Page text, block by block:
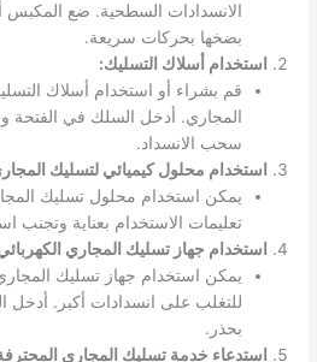
الانسدادات السطحية. ضع المكبس
بضخها بحركات سريعة.
استخدام أسلاك التسليك:
قم بشراء أو استخدام أسلاك
المجاري. أدخل السلك في الفتحة
سحب الانسداد.
استخدام محلول كيميائي لتسليك
يمكن استخدام محلول تسليك
تعليمات الاستخدام بعناية وتجنب
استخدام جهاز تسليك المجاري
للتغلب على انسدادات أكبر. أدخل
بحذر.
استدعاء خدمة تسليك المجاري